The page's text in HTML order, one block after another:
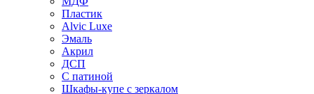
Пластик
Alvic Luxe
Эмаль
Акрил
ДСП
С патиной
Шкафы-купе с зеркалом